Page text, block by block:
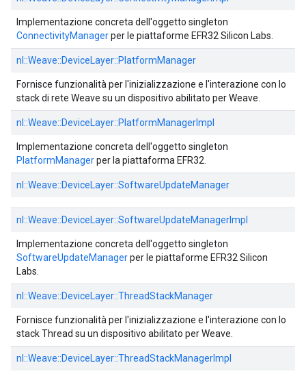
Implementazione concreta dell'oggetto singleton
ConnectivityManagerper le piattaforme EFR32 Silicon Labs.
nl::Weave::DeviceLayer::PlatformManager
Fornisce funzionalità per l'inizializzazione e l'interazione con lo
stack di rete Weave su un dispositivo abilitato per Weave.
nl::Weave::DeviceLayer::PlatformManagerImpl
Implementazione concreta dell'oggetto singleton
PlatformManagerper la piattaforma EFR32.
nl::Weave::DeviceLayer::SoftwareUpdateManager
nl::Weave::DeviceLayer::SoftwareUpdateManagerImpl
Implementazione concreta dell'oggetto singleton
SoftwareUpdateManagerper le piattaforme EFR32 Silicon
Labs.
nl::Weave::DeviceLayer::ThreadStackManager
Fornisce funzionalità per l'inizializzazione e l'interazione con lo
stack Thread su un dispositivo abilitato per Weave.
nl::Weave::DeviceLayer::ThreadStackManagerImpl